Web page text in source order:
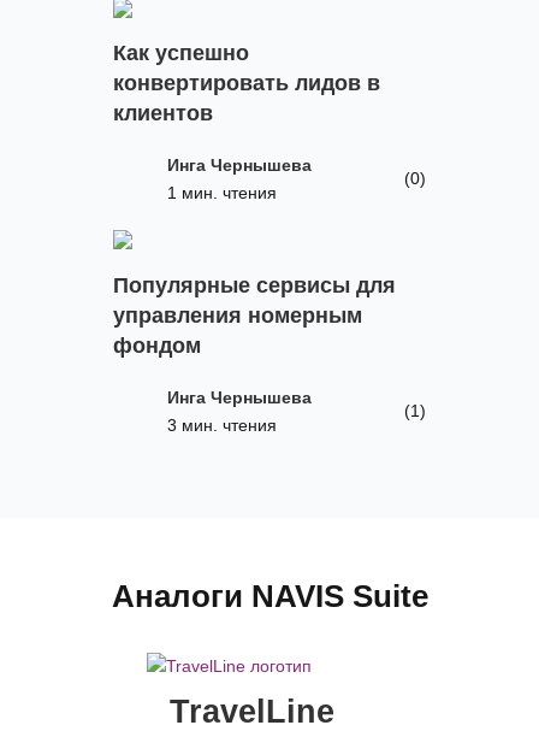
Как успешно
конвертировать лидов в
клиентов
Инга Чернышева
1 мин. чтения
(0)
Популярные сервисы для
управления номерным
фондом
Инга Чернышева
3 мин. чтения
(1)
Аналоги NAVIS Suite
TravelLine